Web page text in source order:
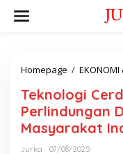
Homepage / EKONOMI
Teknologi
Perlindungan
Masyarakat
Jurka
07/08/2025